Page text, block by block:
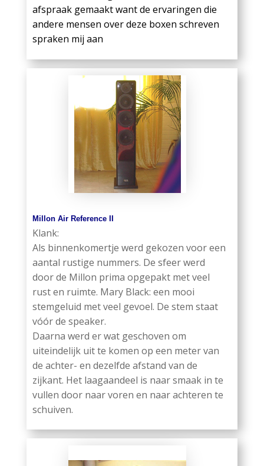
afspraak gemaakt want de ervaringen die
andere mensen over deze boxen schreven
spraken mij aan
Millon Air Reference II
Klank:
Als binnenkomertje werd gekozen voor een
aantal rustige nummers. De sfeer werd
door de Millon prima opgepakt met veel
rust en ruimte. Mary Black: een mooi
stemgeluid met veel gevoel. De stem staat
vóór de speaker.
Daarna werd er wat geschoven om
uiteindelijk uit te komen op een meter van
de achter- en dezelfde afstand van de
zijkant. Het laagaandeel is naar smaak in te
vullen door naar voren en naar achteren te
schuiven.